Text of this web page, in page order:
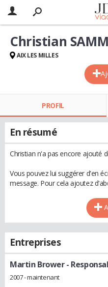
Christian
AIX LES MILLES
PROFIL
En résumé
Christian n'a pas encore ajouté
Vous pouvez lui suggérer d'en
message. Pour cela ajoutez
Entreprises
Martin Brower-
2007 - maintenant